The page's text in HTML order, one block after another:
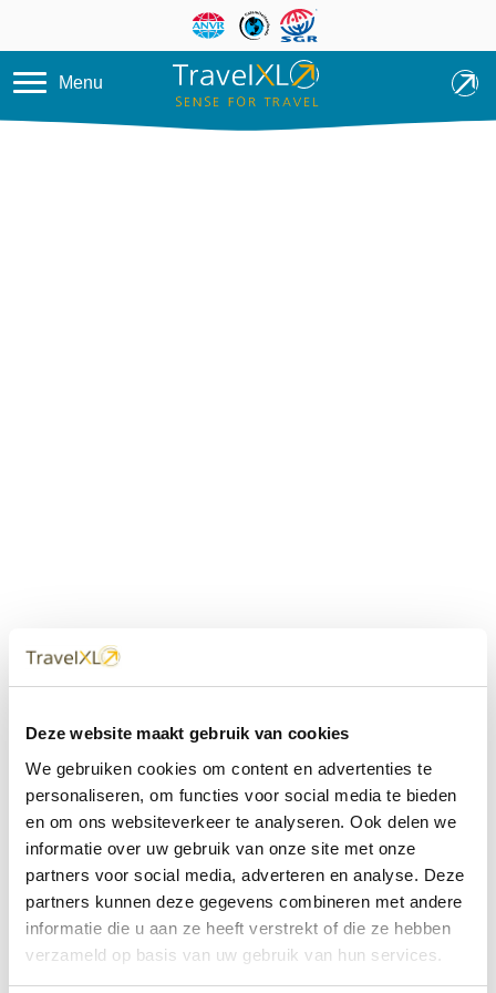
Deze website maakt gebruik van cookies
We gebruiken cookies om content en advertenties te
personaliseren, om functies voor social media te bieden
en om ons websiteverkeer te analyseren. Ook delen we
informatie over uw gebruik van onze site met onze
partners voor social media, adverteren en analyse. Deze
partners kunnen deze gegevens combineren met andere
informatie die u aan ze heeft verstrekt of die ze hebben
verzameld op basis van uw gebruik van hun services.
Overslaan en naar de inhoud
Menu
dichtbij
Met 60+ verkooppunten in Nederland en België staan wij
met onze XL Travelcenters, mobiele reisadviseurs van
TravelXL@Home en deze website altijd voor uw vakantie
klaar.
• Ontzorgen van A-Z • Onafhankelijk advies • Maatwerk •
Bespaar tijd en stress
TravelXLreisbureau's